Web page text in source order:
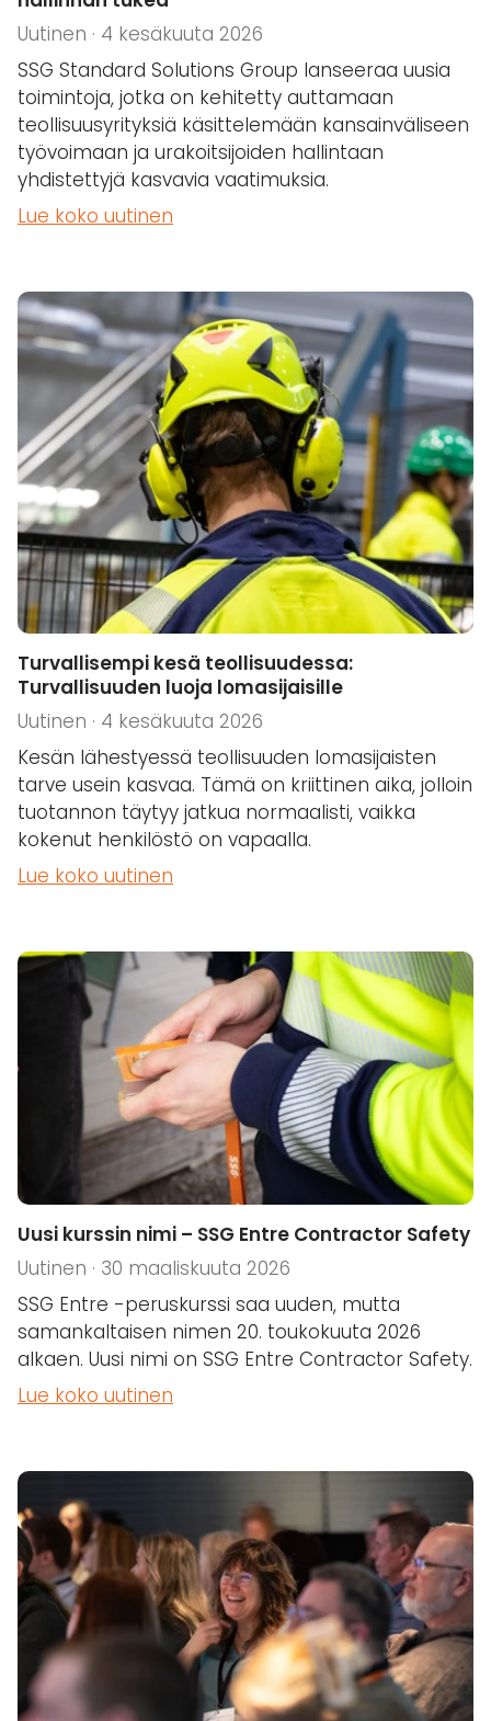
Uutinen · 4 kesäkuuta 2026
SSG Standard Solutions Group lanseeraa uusia
toimintoja, jotka on kehitetty auttamaan
teollisuusyrityksiä käsittelemään kansainväliseen
työvoimaan ja urakoitsijoiden hallintaan
yhdistettyjä kasvavia vaatimuksia.
Lue koko uutinen
Turvallisempi kesä teollisuudessa:
Turvallisuuden luoja lomasijaisille
Uutinen · 4 kesäkuuta 2026
Kesän lähestyessä teollisuuden lomasijaisten
tarve usein kasvaa. Tämä on kriittinen aika, jolloin
tuotannon täytyy jatkua normaalisti, vaikka
kokenut henkilöstö on vapaalla.
Lue koko uutinen
Uusi kurssin nimi – SSG Entre Contractor Safety
Uutinen · 30 maaliskuuta 2026
SSG Entre -peruskurssi saa uuden, mutta
samankaltaisen nimen 20. toukokuuta 2026
alkaen. Uusi nimi on SSG Entre Contractor Safety.
Lue koko uutinen